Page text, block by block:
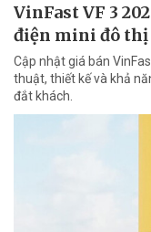
VinFast VF 3
điện mini đô thị
Cập nhật giá bán
thuật, thiết kế và khả
đắt khách.